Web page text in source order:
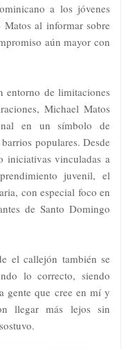
a los jóvenes
Matos al informar sobre
aún mayor con
entorno de limitaciones
Michael Matos
en un símbolo de
populares. Desde
iniciativas vinculadas a
juvenil, el
con especial foco en
de Santo Domingo
el callejón también se
lo correcto, siendo
gente que cree en mí y
llegar más lejos sin